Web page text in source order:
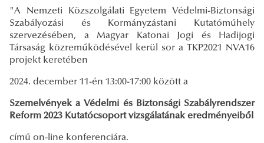
"A Nemzeti Közszolgálati Egyetem Védelmi-Biztonsági
Szabályozási és Kormányzástani Kutatóműhely
szervezésében, a Magyar Katonai Jogi és Hadijogi
Társaság közreműködésével kerül sor a TKP2021 NVA16
projekt keretében
2024. december 11-én 13:00-17:00 között a
Szemelvények a Védelmi és Biztonsági Szabályrendszer
Reform 2023 Kutatócsoport vizsgálatának eredményeiből
című on-line konferenciára.